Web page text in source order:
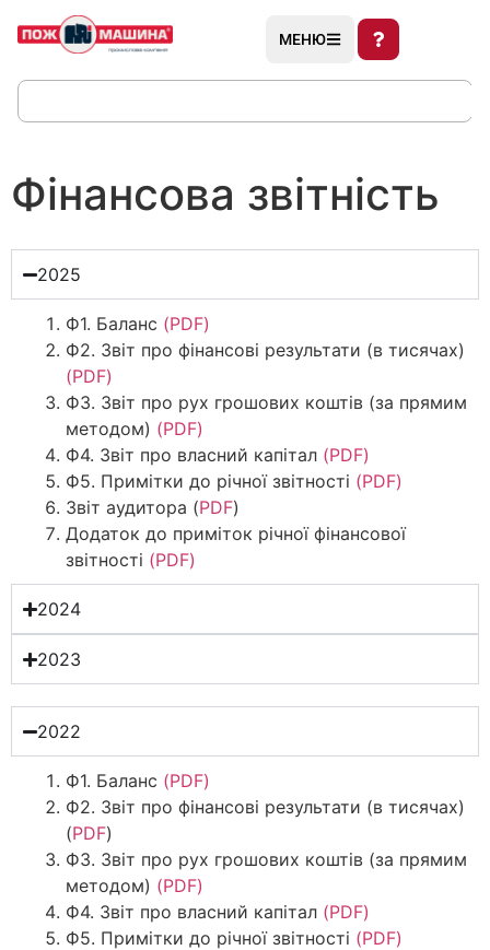
МЕНЮ
Фінансова звітність
2025
Ф1. Баланс (PDF)
Ф2. Звіт про фінансові результати (в тисячах)
(PDF)
Ф3. Звiт про рух грошових коштiв (за прямим
методом) (PDF)
Ф4. Звіт про власний капітал (PDF)
Ф5. Примітки до річної звітності (PDF)
Звіт аудитора (PDF)
Додаток до приміток річної фінансової
звітності (PDF)
2024
2023
2022
Ф1. Баланс (PDF)
Ф2. Звіт про фінансові результати (в тисячах)
(PDF)
Ф3. Звiт про рух грошових коштiв (за прямим
методом) (PDF)
Ф4. Звіт про власний капітал (PDF)
Ф5. Примітки до річної звітності (PDF)